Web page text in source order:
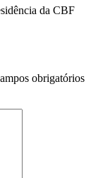
da CBF
obrigatórios